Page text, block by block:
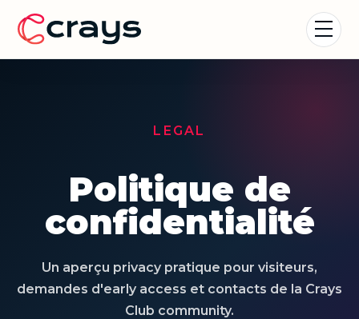
LEGAL
Politique de
confidentialité
Un aperçu privacy pratique pour visiteurs,
demandes d'early access et contacts de la Crays
Club community.